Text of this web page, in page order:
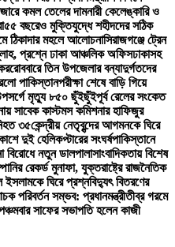
কমল তেলের দামনারী কেলেঙ্কারি ও
৫৫ বছরেও মুক্তিযুদ্ধে শহীদদের সঠিক
ঠিকাদার মহলে আলোচনাসিরাজগঞ্জে ট্রেন
প্রশ্নে ঢাকা আঞ্চলিক অফিসঢাকাসহ
রোববারে তিন উপজেলার বন্যাদুর্গতদের
পাকিস্তানপরীক্ষা শেষে বাড়ি গিয়ে
মৃত্যু ৮৫০ ছুঁইছুঁইপূর্ব রেলের সংকেত
সাবেক কাস্টমস কমিশনার হাফিজুর
৩৫কেন্দ্রীয় নেতৃবৃন্দের আগমনকে ঘিরে
দুই হেলিকপ্টারের সংঘর্ষপাকিস্তানে
বিরোধে নতুন ডালপালাসাংবাদিকতায় বিশেষ
রেকর্ড মুনাফা, যুক্তরাষ্ট্রে রাজনৈতিক
ইসলামকে ঘিরে প্রশ্নবিদ্যুৎ বিতরণের
পরিবর্তন সম্ভব: প্রধানমন্ত্রীতীব্র গরমে
পঞ্চমবার সাফের সভাপতি হলেন কাজী